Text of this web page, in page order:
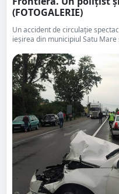
(FOTOGALERIE)
Un accident de circulație
ieșirea din municipiul Satu